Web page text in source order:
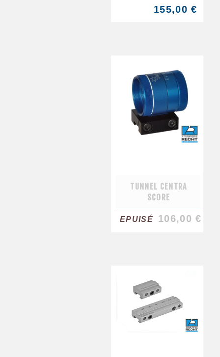
155,00 €
TUNNEL CENTRA
SCORE
EPUISÉ 106,00 €